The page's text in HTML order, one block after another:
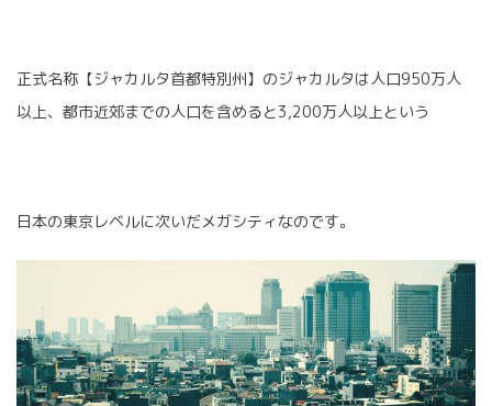
正式名称【ジャカルタ首都特別州】のジャカルタは人口950万人
以上、都市近郊までの人口を含めると3,200万人以上という
日本の東京レベルに次いだメガシティなのです。